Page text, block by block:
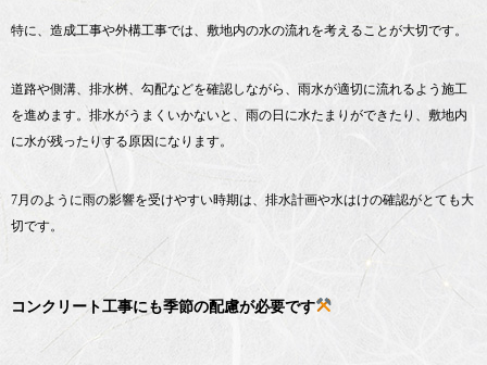
特に、造成工事や外構工事では、敷地内の水の流れを考えることが大切です。
道路や側溝、排水桝、勾配などを確認しながら、雨水が適切に流れるよう施工
を進めます。排水がうまくいかないと、雨の日に水たまりができたり、敷地内
に水が残ったりする原因になります。
7月のように雨の影響を受けやすい時期は、排水計画や水はけの確認がとても大
切です。
コンクリート工事にも季節の配慮が必要です